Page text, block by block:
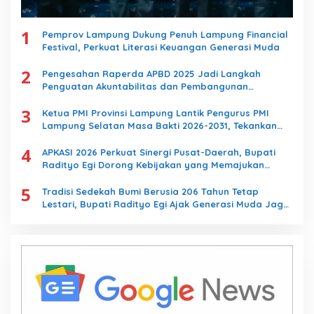
1
Pemprov Lampung Dukung Penuh Lampung Financial
Festival, Perkuat Literasi Keuangan Generasi Muda
2
Pengesahan Raperda APBD 2025 Jadi Langkah
Penguatan Akuntabilitas dan Pembangunan
3
Ketua PMI Provinsi Lampung Lantik Pengurus PMI
Lampung Selatan Masa Bakti 2026-2031, Tekankan
4
APKASI 2026 Perkuat Sinergi Pusat-Daerah, Bupati
Radityo Egi Dorong Kebijakan yang Memajukan
5
Tradisi Sedekah Bumi Berusia 206 Tahun Tetap
Lestari, Bupati Radityo Egi Ajak Generasi Muda Jaga